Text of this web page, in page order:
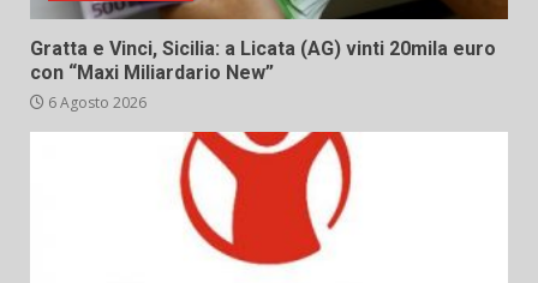
Gratta e Vinci, Sicilia: a Licata (AG) vinti 20mila euro
con “Maxi Miliardario New”
6 Agosto 2026